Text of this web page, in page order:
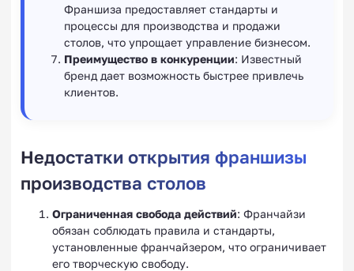
Франшиза предоставляет стандарты и
процессы для производства и продажи
столов, что упрощает управление бизнесом.
Преимущество в конкуренции: Известный
бренд дает возможность быстрее привлечь
клиентов.
Недостатки открытия франшизы
производства столов
Ограниченная свобода действий: Франчайзи
обязан соблюдать правила и стандарты,
установленные франчайзером, что ограничивает
его творческую свободу.